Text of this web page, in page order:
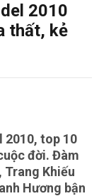
2010
thất, kẻ
2010, top 10
đời. Đàm
Trang Khiếu
Hương bận